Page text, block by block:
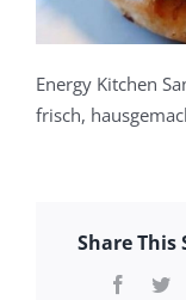
Energy Kitchen
frisch,
Share This